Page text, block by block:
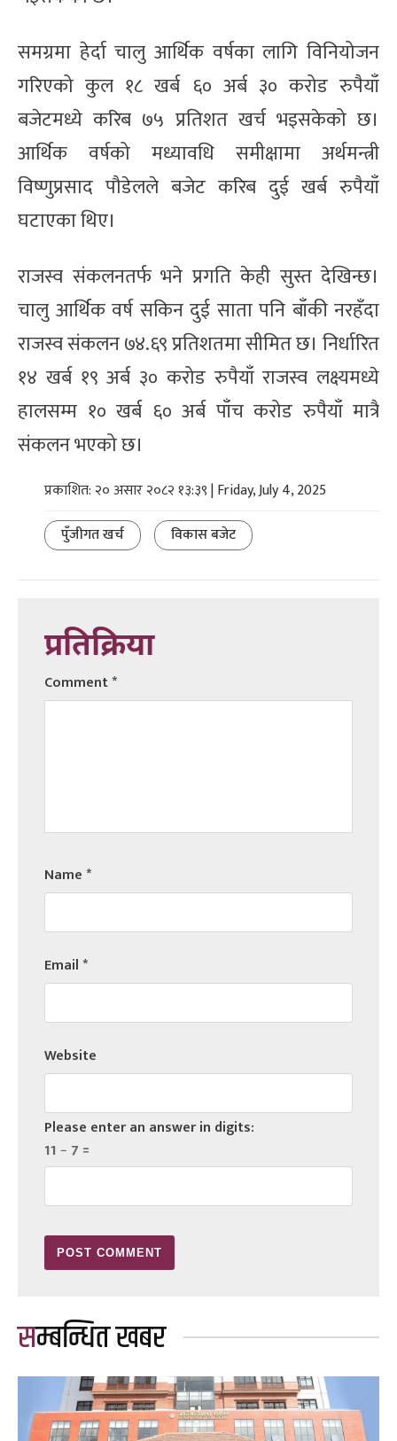
समग्रमा हेर्दा चालु आर्थिक वर्षका लागि विनियोजन
गरिएको कुल १८ खर्ब ६० अर्ब ३० करोड रुपैयाँ
बजेटमध्ये करिब ७५ प्रतिशत खर्च भइसकेको छ।
आर्थिक वर्षको मध्यावधि समीक्षामा अर्थमन्त्री
विष्णुप्रसाद पौडेलले बजेट करिब दुई खर्ब रुपैयाँ
घटाएका थिए।
राजस्व संकलनतर्फ भने प्रगति केही सुस्त देखिन्छ।
चालु आर्थिक वर्ष सकिन दुई साता पनि बाँकी नरहँदा
राजस्व संकलन ७४.६९ प्रतिशतमा सीमित छ। निर्धारित
१४ खर्ब १९ अर्ब ३० करोड रुपैयाँ राजस्व लक्ष्यमध्ये
हालसम्म १० खर्ब ६० अर्ब पाँच करोड रुपैयाँ मात्रै
संकलन भएको छ।
प्रकाशित: २० असार २०८२ १३:३९ | Friday, July 4, 2025
पुँजीगत खर्च
विकास बजेट
प्रतिक्रिया
Comment*
Name*
Email*
Website
Please enter an answer in digits:
11 − 7 =
सम्बन्धित खबर